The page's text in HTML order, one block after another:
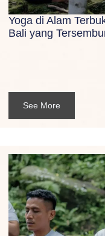
Yoga di Alam
Bali yang
See More